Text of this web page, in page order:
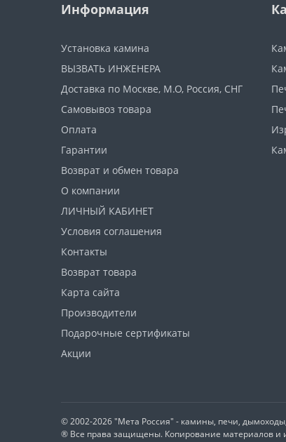
Информация
Установка камина
ВЫЗВАТЬ ИНЖЕНЕРА
Доставка по Москве, М.О, Россия, СНГ
Самовывоз товара
Оплата
Гарантии
Возврат и обмен товара
О компании
ЛИЧНЫЙ КАБИНЕТ
Условия соглашения
Контакты
Возврат товара
Карта сайта
Производители
Подарочные сертификаты
Акции
© 2002-2026 "Мета Россия" - камины, печи,
® Все права защищены. Копирование материалов и